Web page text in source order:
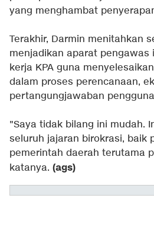
yang menghambat
Terakhir, Darmin menitahkan
menjadikan aparat pengawas
kerja KPA guna
dalam proses perencanaan,
pertangungjawaban
"Saya tidak bilang ini mudah.
seluruh jajaran birokrasi, baik
pemerintah daerah terutama
katanya. (ags)